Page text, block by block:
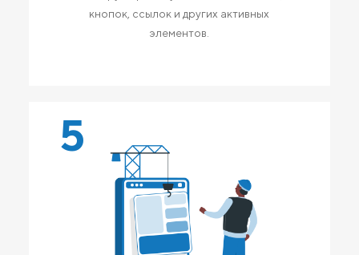
кнопок, ссылок и других активных
элементов.
5